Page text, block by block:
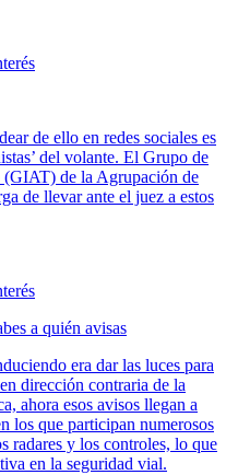
de ello en redes sociales es
del volante. El Grupo de
de la Agrupación de
de llevar ante el juez a estos
a quién avisas
era dar las luces para
dirección contraria de la
ahora esos avisos llegan a
los que participan numerosos
radares y los controles, lo que
en la seguridad vial.